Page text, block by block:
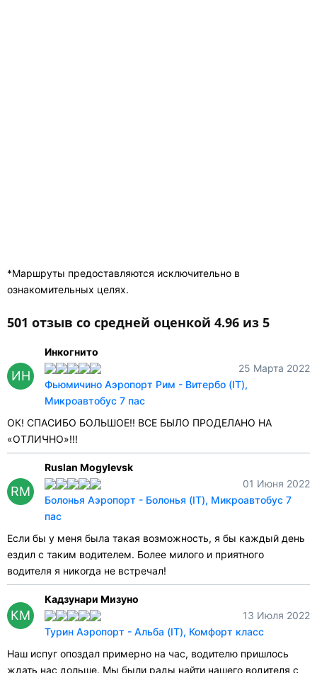
*Маршруты предоставляются исключительно в
ознакомительных целях.
501 отзыв со средней оценкой 4.96 из 5
ИН
Инкогнито
25 Марта 2022
Фьюмичино Аэропорт Рим - Витербо (IT),
Микроавтобус 7 пас
ОК! СПАСИБО БОЛЬШОЕ!! ВСЕ БЫЛО ПРОДЕЛАНО НА
«ОТЛИЧНО»!!!
RM
Ruslan Mogylevsk
01 Июня 2022
Болонья Аэропорт - Болонья (IT), Микроавтобус 7
пас
Если бы у меня была такая возможность, я бы каждый день
ездил с таким водителем. Более милого и приятного
водителя я никогда не встречал!
КМ
Кадзунари Мизуно
13 Июля 2022
Турин Аэропорт - Альба (IT), Комфорт класс
Наш испуг опоздал примерно на час, водителю пришлось
ждать нас дольше. Мы были рады найти нашего водителя с